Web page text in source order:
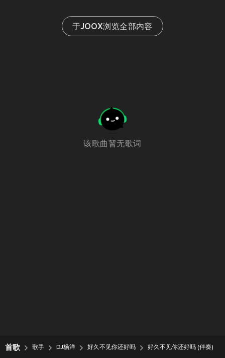
于JOOX浏览全部内容
该歌曲暂无歌词
首歌 歌手 DJ杨洋 好久不见你还好吗 好久不见你还好吗 (伴奏)